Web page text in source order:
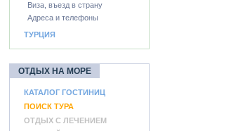
Виза, въезд в страну
Адреса и телефоны
ТУРЦИЯ
ОТДЫХ НА МОРЕ
КАТАЛОГ ГОСТИНИЦ
ПОИСК ТУРА
ОТДЫХ С ЛЕЧЕНИЕМ